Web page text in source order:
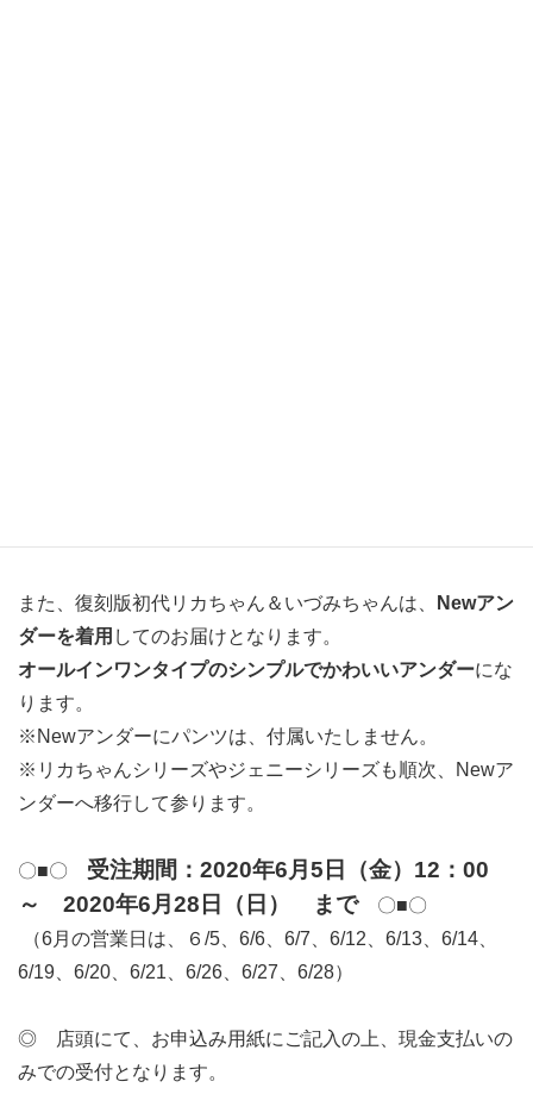
また、復刻版初代リカちゃん＆いづみちゃんは、
Newアン
ダーを着用 してのお届けとなります。
オールインワンタイプのシンプルでかわいいアンダーにな
ります。
※Newアンダーにパンツは、付属いたしません。
※リカちゃんシリーズやジェニーシリーズも順次、Newア
ンダーへ移行して参ります。
〇■〇 受注期間：2020年6月5日（金）12：00
～ 2020年6月28日（日） まで〇■〇
（6月の営業日は、６/5、6/6、6/7、6/12、6/13、6/14、
6/19、6/20、6/21、6/26、6/27、6/28）
◎ 店頭にて、お申込み用紙にご記入の上、現金支払いの
みでの受付となります。